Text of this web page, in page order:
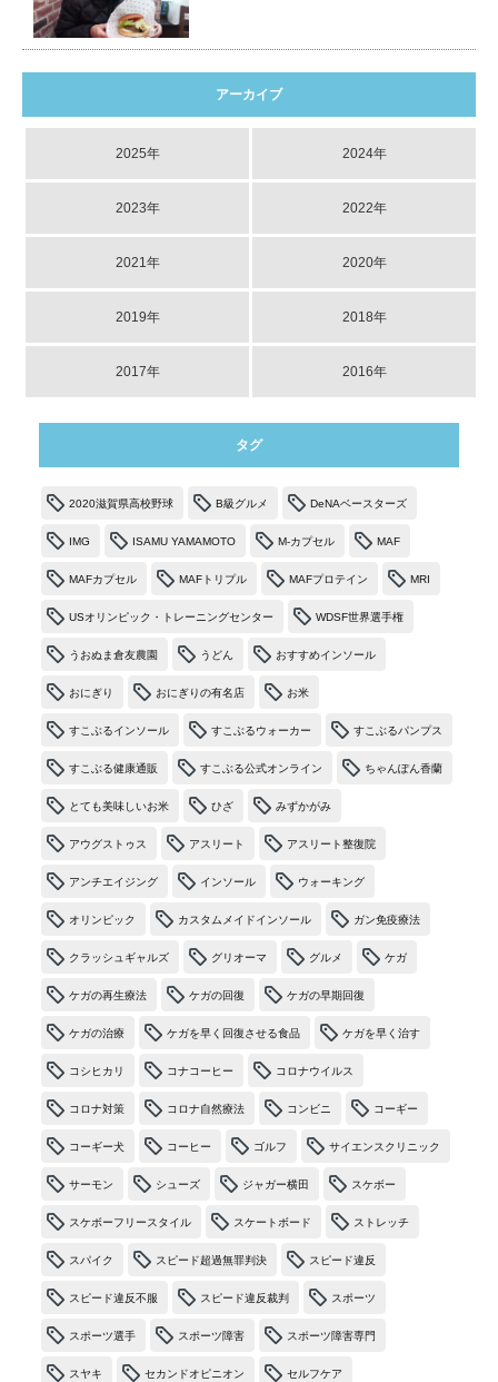
アーカイブ
2025年 2024年
2023年 2022年
2021年 2020年
2019年 2018年
2017年 2016年
タグ
2020滋賀県高校野球 B級グルメ DeNAベースターズ
IMG ISAMU YAMAMOTO M-カプセル MAF
MAFカプセル MAFトリプル MAFプロテイン MRI
USオリンピック・トレーニングセンター WDSF世界選手権
うおぬま倉友農園 うどん おすすめインソール
おにぎり おにぎりの有名店 お米
すこぶるインソール すこぶるウォーカー すこぶるパンプス
すこぶる健康通販 すこぶる公式オンライン ちゃんぽん香蘭
とても美味しいお米 ひざ みずかがみ
アウグストゥス アスリート アスリート整復院
アンチエイジング インソール ウォーキング
オリンピック カスタムメイドインソール ガン免疫療法
クラッシュギャルズ グリオーマ グルメ ケガ
ケガの再生療法 ケガの回復 ケガの早期回復
ケガの治療 ケガを早く回復させる食品 ケガを早く治す
コシヒカリ コナコーヒー コロナウイルス
コロナ対策 コロナ自然療法 コンビニ コーギー
コーギー犬 コーヒー ゴルフ サイエンスクリニック
サーモン シューズ ジャガー横田 スケボー
スケボーフリースタイル スケートボード ストレッチ
スパイク スピード超過無罪判決 スピード違反
スピード違反不服 スピード違反裁判 スポーツ
スポーツ選手 スポーツ障害 スポーツ障害専門
スヤキ セカンドオピニオン セルフケア